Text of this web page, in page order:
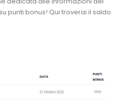
punti bonus! Qui troverai il saldo